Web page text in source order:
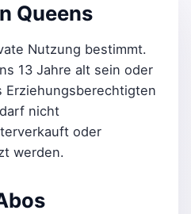
Queens
Nutzung bestimmt.
13 Jahre alt sein oder
Erziehungsberechtigten
nicht
oder
werden.